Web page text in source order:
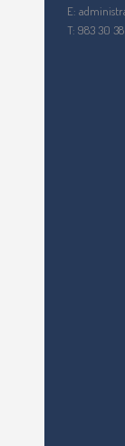
E:
T: 983 30